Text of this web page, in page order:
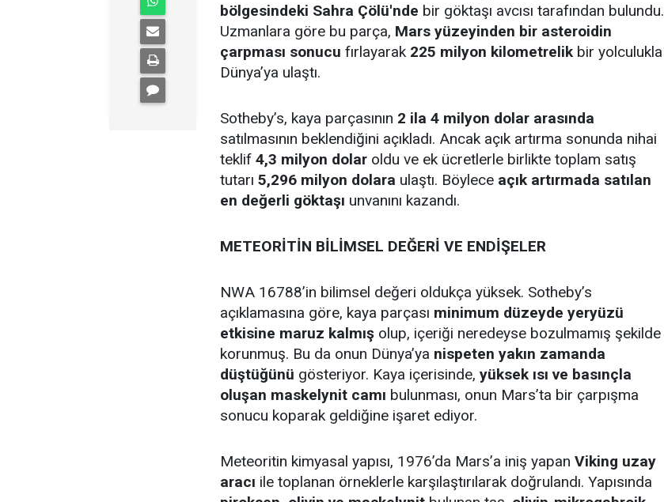
bölgesindeki Sahra Çölü'nde bir göktaşı avcısı tarafından bulundu.
Uzmanlara göre bu parça, Mars yüzeyinden bir asteroidin
çarpması sonucu fırlayarak 225 milyon kilometrelikbir yolculukla
Dünya’ya ulaştı.
Sotheby’s, kaya parçasının 2 ila 4 milyon dolar arasında
satılmasının beklendiğini açıkladı. Ancak açık artırma sonunda nihai
teklif 4,3 milyon dolar oldu ve ek ücretlerle birlikte toplam satış
tutarı 5,296 milyon dolara ulaştı. Böylece açık artırmada satılan
en değerli göktaşı unvanını kazandı.
METEORİTİN BİLİMSEL DEĞERİ VE ENDİŞELER
NWA 16788’in bilimsel değeri oldukça yüksek. Sotheby’s
açıklamasına göre, kaya parçası minimum düzeyde yeryüzü
etkisine maruz kalmış olup, içeriği neredeyse bozulmamış şekilde
korunmuş. Bu da onun Dünya’ya nispeten yakın zamanda
düştüğünü gösteriyor. Kaya içerisinde, yüksek ısı ve basınçla
oluşan maskelynit camı bulunması, onun Mars’ta bir çarpışma
sonucu koparak geldiğine işaret ediyor.
Meteoritin kimyasal yapısı, 1976’da Mars’a iniş yapan Viking uzay
aracı ile toplanan örneklerle karşılaştırılarak doğrulandı. Yapısında